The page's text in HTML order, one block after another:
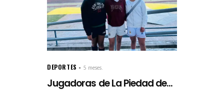
DEPORTES 5 meses.
Jugadoras de La Piedad de...